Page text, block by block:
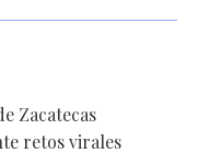
Zacatecas
retos virales